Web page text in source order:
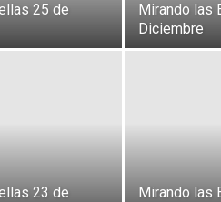
25 de
Mirando las
Diciembre
23 de
Mirando las